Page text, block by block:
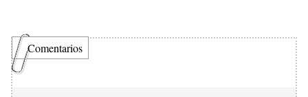
Comentarios